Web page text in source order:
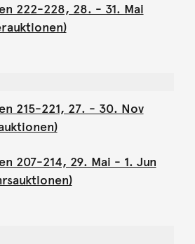
222-228, 28. - 31. Mai
215-221, 27. - 30. Nov
207-214, 29. Mai - 1. Jun